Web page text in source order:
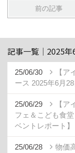
前の記事
記事一覧｜2025年
25/06/30
【
ース 2025年6月
25/06/29
【
フェ＆こども食
ベントレポート】
25/06/28
物価